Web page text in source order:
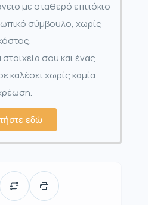
με σταθερό επιτόκιο
σύμβουλο, χωρίς
σου και ένας
καλέσει χωρίς καμία
εδώ